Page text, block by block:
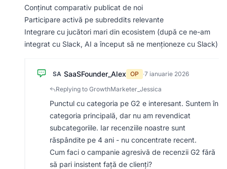
Conținut comparativ publicat de noi
Participare activă pe subreddits relevante
Integrare cu jucători mari din ecosistem (după ce ne-am
integrat cu Slack, AI a început să ne menționeze cu Slack)
SA SaaSFounder_Alex OP ·7 ianuarie 2026
Replying to GrowthMarketer_Jessica
Punctul cu categoria pe G2 e interesant. Suntem în
categoria principală, dar nu am revendicat
subcategoriile. Iar recenziile noastre sunt
răspândite pe 4 ani - nu concentrate recent.
Cum faci o campanie agresivă de recenzii G2 fără
să pari insistent față de clienți?